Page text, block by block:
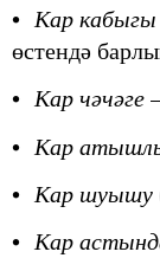
•Кар кабыгы
өстендә
•Кар чәчәге
•Кар
•Кар шуышу
•Кар